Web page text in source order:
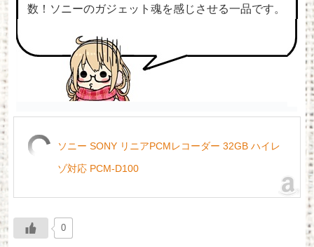
数！ソニーのガジェット魂を感じさせる一品です。
ソニー SONY リニアPCMレコーダー 32GB ハイレ
ゾ対応 PCM-D100
0